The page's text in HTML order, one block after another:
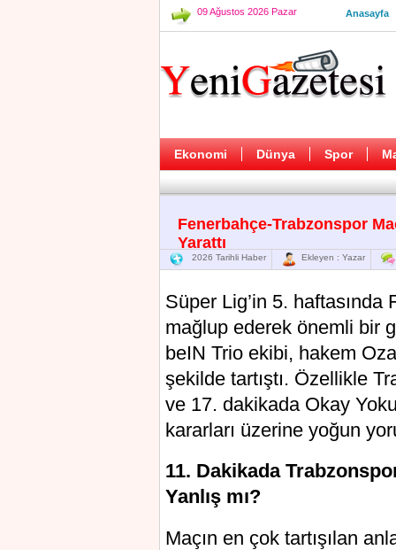
09 Ağustos 2026 Pazar Anasayfa
Ekonomi Dünya Spor
Fenerbahçe-Trabzonspor
Yarattı
2026 Tarihli Haber Ekleyen : Yazar
Süper Lig’in 5. haftasında
mağlup ederek önemli bir
beIN Trio ekibi, hakem
şekilde tartıştı. Özellikle
ve 17. dakikada Okay
kararları üzerine yoğun
11. Dakikada
Yanlış mı?
Maçın en çok tartışılan